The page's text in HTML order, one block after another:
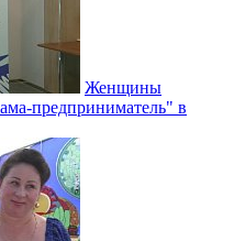
Женщины
предприниматель" в